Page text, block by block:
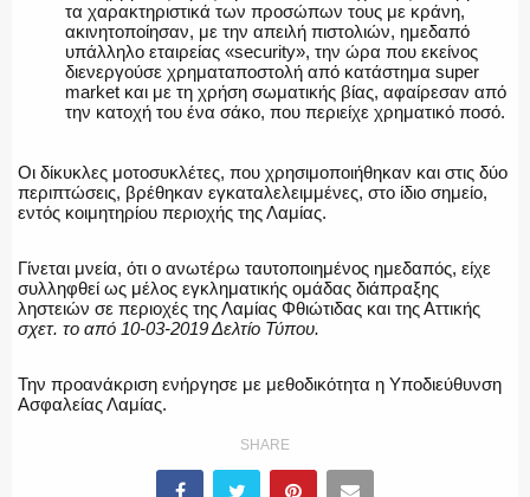
τα χαρακτηριστικά των προσώπων τους με κράνη,
ακινητοποίησαν, με την απειλή πιστολιών, ημεδαπό
υπάλληλο εταιρείας «security», την ώρα που εκείνος
διενεργούσε χρηματαποστολή από κατάστημα super
market και με τη χρήση σωματικής βίας, αφαίρεσαν από
την κατοχή του ένα σάκο, που περιείχε χρηματικό ποσό.
Οι δίκυκλες μοτοσυκλέτες, που χρησιμοποιήθηκαν και στις δύο
περιπτώσεις, βρέθηκαν εγκαταλελειμμένες, στο ίδιο σημείο,
εντός κοιμητηρίου περιοχής της Λαμίας.
Γίνεται μνεία, ότι ο ανωτέρω ταυτοποιημένος ημεδαπός, είχε
συλληφθεί ως μέλος εγκληματικής ομάδας διάπραξης
ληστειών σε περιοχές της Λαμίας Φθιώτιδας και της Αττικής
σχετ. το από 10-03-2019 Δελτίο Τύπου.
Την προανάκριση ενήργησε με μεθοδικότητα η Υποδιεύθυνση
Ασφαλείας Λαμίας.
SHARE